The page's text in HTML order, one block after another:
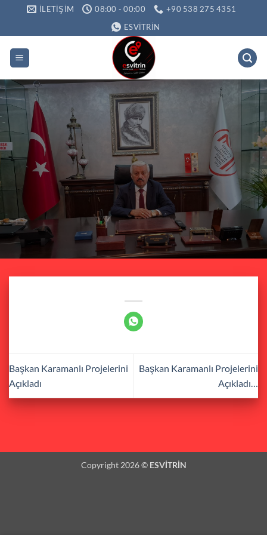
İLETIŞIM 08:00 - 00:00
+90 538 275 4351
ESVITRIN
Başkan Karamanlı Projelerini
Açıkladı
Başkan Karamanlı Projelerini
Açıkladı…
Copyright 2026 © ESVİTRİN